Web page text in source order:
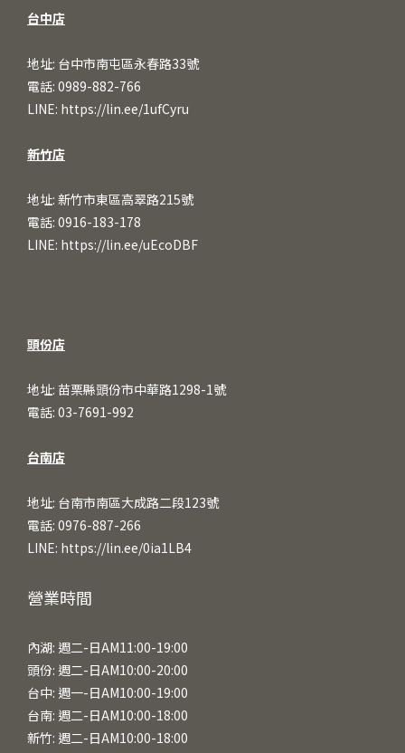
台中店
地址: 台中市南屯區永春路33號
電話: 0989-882-766
LINE: https://lin.ee/1ufCyru
新竹店
地址: 新竹市東區高翠路215號
電話: 0916-183-178
LINE: https://lin.ee/uEcoDBF
頭份店
地址: 苗栗縣頭份市中華路1298-1號
電話: 03-7691-992
台南店
地址: 台南市南區大成路二段123號
電話: 0976-887-266
LINE: https://lin.ee/0ia1LB4
營業時間
內湖: 週二-日AM11:00-19:00
頭份: 週二-日AM10:00-20:00
台中: 週一-日AM10:00-19:00
台南: 週二-日AM10:00-18:00
新竹: 週二-日AM10:00-18:00